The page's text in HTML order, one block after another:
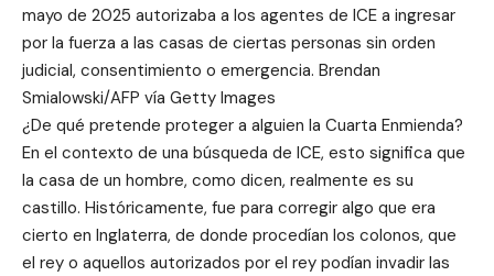
mayo de 2025 autorizaba a los agentes de ICE a ingresar
por la fuerza a las casas de ciertas personas sin orden
judicial, consentimiento o emergencia. Brendan
Smialowski/AFP vía Getty Images
¿De qué pretende proteger a alguien la Cuarta Enmienda?
En el contexto de una búsqueda de ICE, esto significa que
la casa de un hombre, como dicen, realmente es su
castillo. Históricamente, fue para corregir algo que era
cierto en Inglaterra, de donde procedían los colonos, que
el rey o aquellos autorizados por el rey podían invadir las